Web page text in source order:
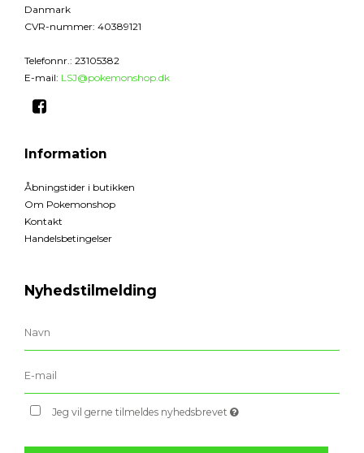
Danmark
CVR-nummer: 40389121
Telefonnr.: 23105382
E-mail: LSJ@pokemonshop.dk
Information
Åbningstider i butikken
Om Pokemonshop
Kontakt
Handelsbetingelser
Nyhedstilmelding
Jeg vil gerne tilmeldes nyhedsbrevet